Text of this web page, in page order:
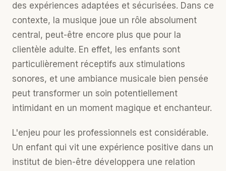
des expériences adaptées et sécurisées. Dans ce
contexte, la musique joue un rôle absolument
central, peut-être encore plus que pour la
clientèle adulte. En effet, les enfants sont
particulièrement réceptifs aux stimulations
sonores, et une ambiance musicale bien pensée
peut transformer un soin potentiellement
intimidant en un moment magique et enchanteur.
L'enjeu pour les professionnels est considérable.
Un enfant qui vit une expérience positive dans un
institut de bien-être développera une relation